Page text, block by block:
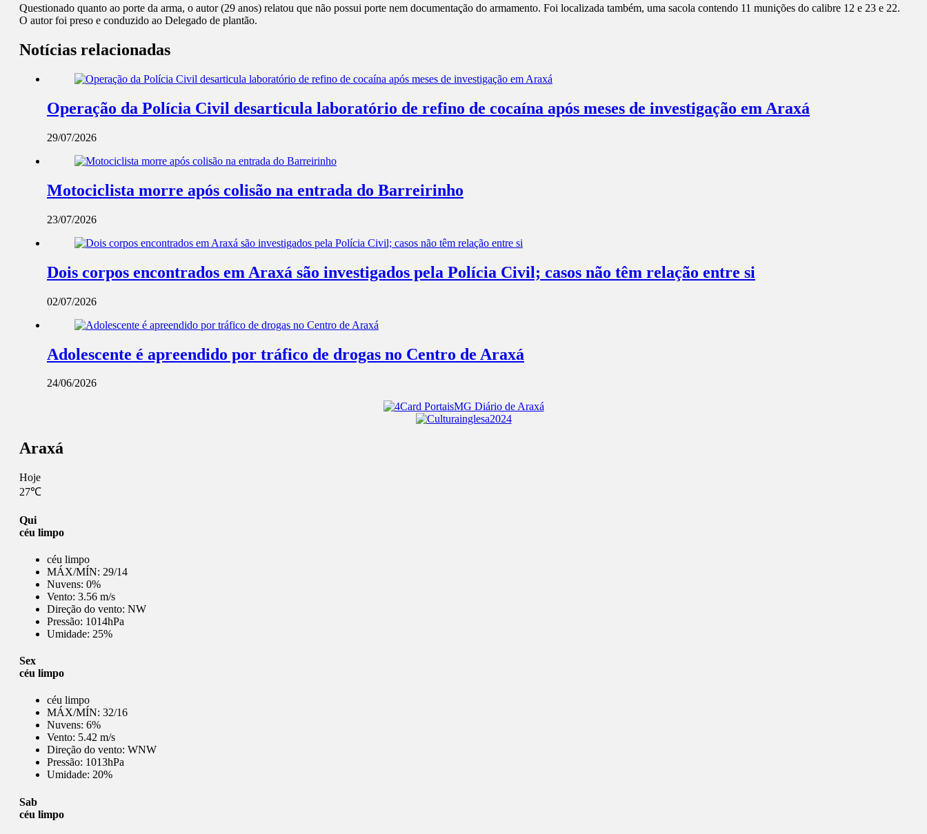
Questionado quanto ao porte da arma, o autor (29 anos) relatou que não possui porte nem documentação do armamento. Foi localizada também, uma sacola contendo 11 munições do calibre 12 e 23 e 22.
O autor foi preso e conduzido ao Delegado de plantão.
Notícias relacionadas
Operação da Polícia Civil desarticula laboratório de refino de cocaína após meses de investigação em Araxá
29/07/2026
Motociclista morre após colisão na entrada do Barreirinho
23/07/2026
Dois corpos encontrados em Araxá são investigados pela Polícia Civil; casos não têm relação entre si
02/07/2026
Adolescente é apreendido por tráfico de drogas no Centro de Araxá
24/06/2026
Araxá
Hoje
27℃
Qui
céu limpo
céu limpo
MÁX/MÍN: 29/14
Nuvens: 0%
Vento: 3.56 m/s
Direção do vento: NW
Pressão: 1014hPa
Umidade: 25%
Sex
céu limpo
céu limpo
MÁX/MÍN: 32/16
Nuvens: 6%
Vento: 5.42 m/s
Direção do vento: WNW
Pressão: 1013hPa
Umidade: 20%
Sab
céu limpo